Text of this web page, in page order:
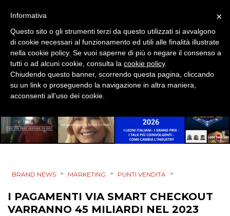
DATI
RICERCHE
PREVISIONI/SCENARI
TREND
OPINIONI
BRAND NEWS > MARKETING > PUNTI VENDITA >
I PAGAMENTI VIA SMART CHECKOUT
VARRANNO 45 MILIARDI NEL 2023
×
Informativa
Questo sito o gli strumenti terzi da questo utilizzati si avvalgono
di cookie necessari al funzionamento ed utili alle finalità illustrate
nella cookie policy. Se vuoi saperne di più o negare il consenso a
tutti o ad alcuni cookie, consulta la cookie policy.
Chiudendo questo banner, scorrendo questa pagina, cliccando
su un link o proseguendo la navigazione in altra maniera,
acconsenti all’uso dei cookie.